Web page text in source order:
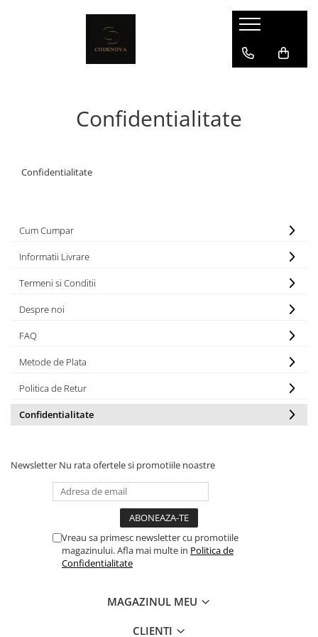
Confidentialitate
Confidentialitate
Cum Cumpar
Informatii Livrare
Termeni si Conditii
Despre noi
FAQ
Metode de Plata
Politica de Retur
Confidentialitate
Newsletter Nu rata ofertele si promotiile noastre
Vreau sa primesc newsletter cu promotiile
magazinului. Afla mai multe in Politica de
Confidentialitate
MAGAZINUL MEU
CLIENTI